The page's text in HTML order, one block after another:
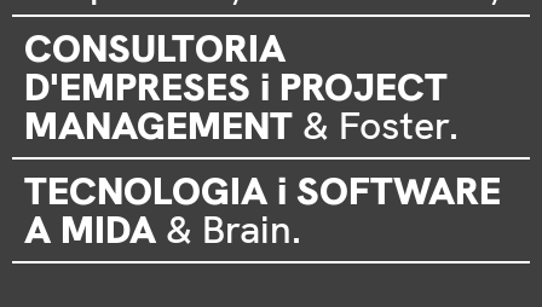
CONSULTORIA
D'EMPRESES i PROJECT
MANAGEMENT & Foster.
TECNOLOGIA i SOFTWARE
A MIDA & Brain.